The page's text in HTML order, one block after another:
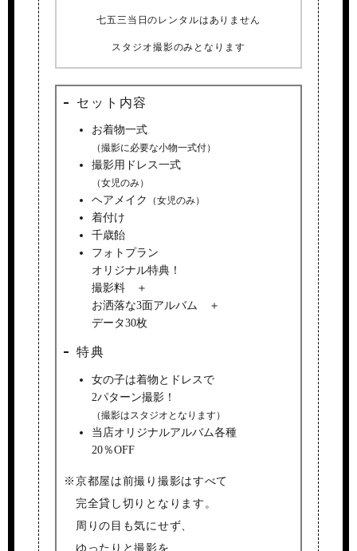
七五三当日のレンタルはありません
スタジオ撮影のみとなります
セット内容
お着物一式
（撮影に必要な小物一式付）
撮影用ドレス一式
（女児のみ）
ヘアメイク （女児のみ）
着付け
千歳飴
フォトプラン
オリジナル特典！
撮影料 ＋
お洒落な3面アルバム ＋
データ30枚
特典
女の子は着物とドレスで
2パターン撮影！
（撮影はスタジオとなります）
当店オリジナルアルバム各種
20％OFF
※京都屋は前撮り撮影はすべて
完全貸し切りとなります。
周りの目も気にせず、
ゆったりと撮影を